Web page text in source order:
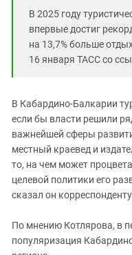
В 2025 году
впервые достиг
на 13,7% больше
16 января ТАСС со
В Кабардино-Балкарии
если бы власти решили
важнейшей сферы
местный краевед и
то, на чем может
целевой политики его
сказал он
По мнению Котлярова, в
популяризация